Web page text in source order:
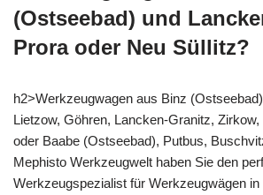
(Ostseebad) und
Prora oder Neu Süllitz?
h2>Werkzeugwagen aus Binz
Lietzow, Göhren, Lancken-Granitz,
oder Baabe (Ostseebad), Putbus,
Mephisto Werkzeugwelt haben Sie den
Werkzeugspezialist für Werkzeugwägen in